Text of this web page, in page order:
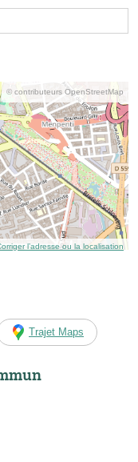
© contributeurs OpenStreetMap
l’adresse ou la localisation
Trajet Maps